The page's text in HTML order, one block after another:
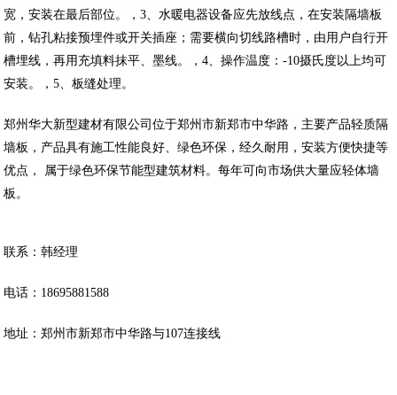
宽，安装在最后部位。，3、水暖电器设备应先放线点，在安装隔墙板
前，钻孔粘接预埋件或开关插座；需要横向切线路槽时，由用户自行开
槽埋线，再用充填料抹平、墨线。，4、操作温度：-10摄氏度以上均可
安装。，5、板缝处理。
郑州华大新型建材有限公司位于郑州市新郑市中华路，主要产品轻质隔
墙板，产品具有施工性能良好、绿色环保，经久耐用，安装方便快捷等
优点， 属于绿色环保节能型建筑材料。每年可向市场供大量应轻体墙
板。
联系：韩经理
电话：18695881588
地址：郑州市新郑市中华路与107连接线